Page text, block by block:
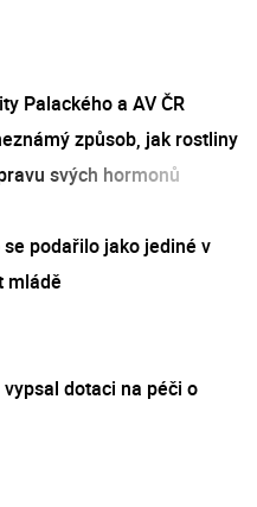
Palackého a AV ČR
způsob, jak rostliny
svých hormonů
podařilo jako jediné v
mládě
dotaci na péči o